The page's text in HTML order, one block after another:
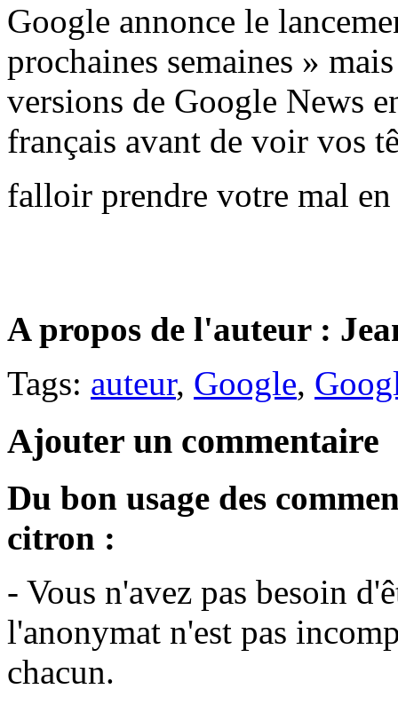
Google annonce le
prochaines semaines »
versions de Google News
français avant de voir vos
falloir prendre votre mal
A propos de l'auteur :
Tags: auteur, Google,
Ajouter un commentaire
Du bon usage des
citron :
- Vous n'avez pas besoin
l'anonymat n'est pas
chacun.